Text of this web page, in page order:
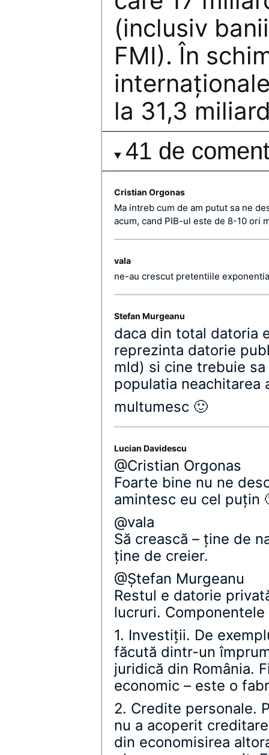
(inclusiv
FMI). În
la 31,3
41 de
Cristian Orgonas
Ma intreb cum de am putut sa ne
acum, cand PIB-ul este de 8-10 ori
vala
ne-au crescut pretentiile
Stefan Murgeanu
daca din total datoria
reprezinta datorie
mld) si cine trebuie
populatia neachitarea
multumesc 🙂
Lucian Davidescu
@Cristian Orgonas
Foarte bine nu ne
amintesc eu cel puţin
@vala
Să crească – ţine de
ţine de creier.
@Ştefan Murgeanu
Restul e datorie
lucruri.
1. Investiţii. De
făcută dintr-un
juridică din România.
economic – este o
2. Credite personale.
nu a acoperit
din economisirea